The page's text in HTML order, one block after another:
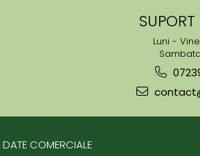
Luni -
DATE COMERCIALE